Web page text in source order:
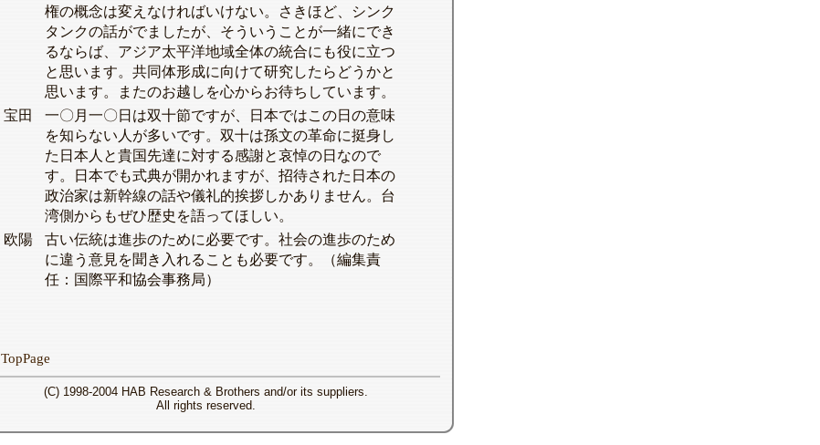
権の概念は変えなければいけない。さきほど、シンク
タンクの話がでましたが、そういうことが一緒にでき
るならば、アジア太平洋地域全体の統合にも役に立つ
と思います。共同体形成に向けて研究したらどうかと
思います。またのお越しを心からお待ちしています。
宝田
一〇月一〇日は双十節ですが、日本ではこの日の意味
を知らない人が多いです。双十は孫文の革命に挺身し
た日本人と貴国先達に対する感謝と哀悼の日なので
す。日本でも式典が開かれますが、招待された日本の
政治家は新幹線の話や儀礼的挨拶しかありません。台
湾側からもぜひ歴史を語ってほしい。
欧陽
古い伝統は進歩のために必要です。社会の進歩のため
に違う意見を聞き入れることも必要です。（編集責
任：国際平和協会事務局）
TopPage
(C) 1998-2004 HAB Research & Brothers and/or its suppliers.
All rights reserved.